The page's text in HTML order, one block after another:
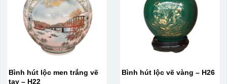
Bình hút lộc men trắng vẽ
tay – H22
Bình hút lộc vẽ vàng – H26